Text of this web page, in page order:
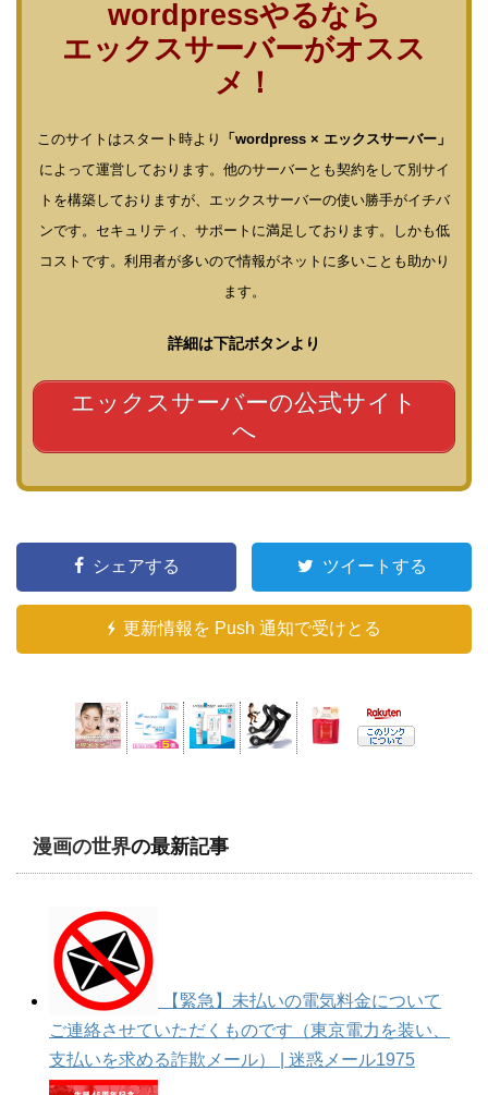
wordpressやるなら
エックスサーバーがオスス
メ！
このサイトはスタート時より
「wordpress × エックスサーバー」
によって運営しております。他のサーバーとも契約をして別サイ
トを構築しておりますが、エックスサーバーの使い勝手がイチバ
ンです。セキュリティ、サポートに満足しております。しかも低
コストです。利用者が多いので情報がネットに多いことも助かり
ます。
詳細は下記ボタンより
エックスサーバーの公式サイト
へ
シェアする ツイートする
更新情報を Push 通知で受けとる
漫画の世界の最新記事
【緊急】未払いの電気料金について
ご連絡させていただくものです（東京電力を装い、
支払いを求める詐欺メール） | 迷惑メール1975